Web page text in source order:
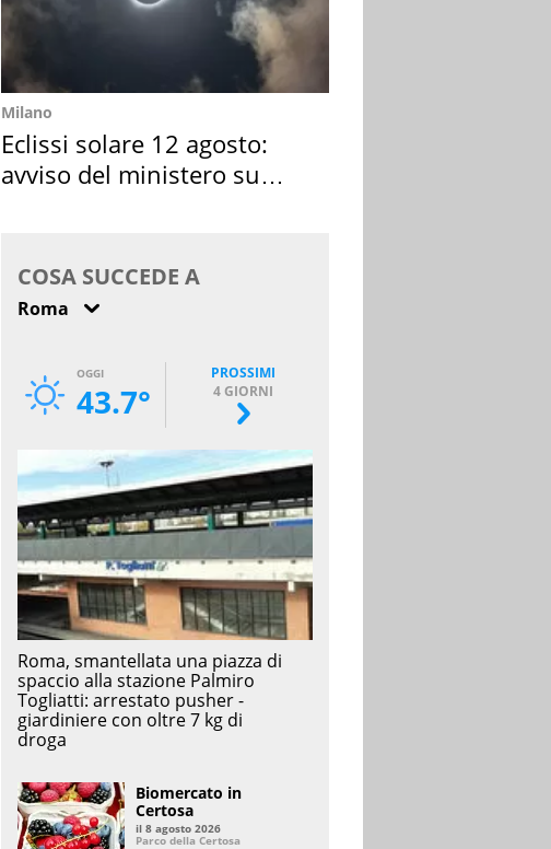
Milano
Eclissi solare 12 agosto:
avviso del ministero su